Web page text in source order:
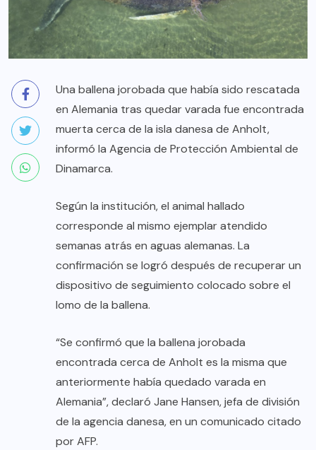
Una ballena jorobada que había sido rescatada
en Alemania tras quedar varada fue encontrada
muerta cerca de la isla danesa de Anholt,
informó la Agencia de Protección Ambiental de
Dinamarca.
Según la institución, el animal hallado
corresponde al mismo ejemplar atendido
semanas atrás en aguas alemanas. La
confirmación se logró después de recuperar un
dispositivo de seguimiento colocado sobre el
lomo de la ballena.
“Se confirmó que la ballena jorobada
encontrada cerca de Anholt es la misma que
anteriormente había quedado varada en
Alemania”, declaró Jane Hansen, jefa de división
de la agencia danesa, en un comunicado citado
por AFP.